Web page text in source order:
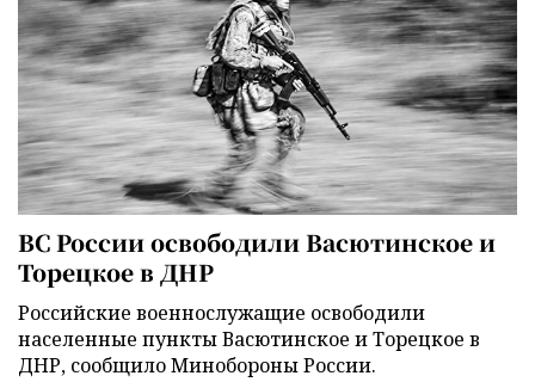
ВС России освободили Васютинское и
Торецкое в ДНР
Российские военнослужащие освободили
населенные пункты Васютинское и Торецкое в
ДНР, сообщило Минобороны России.